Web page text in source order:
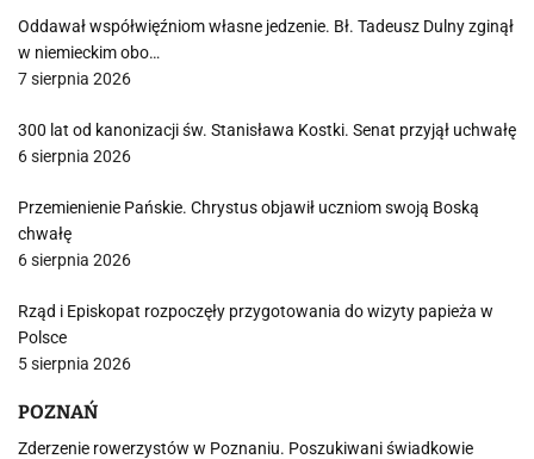
Oddawał współwięźniom własne jedzenie. Bł. Tadeusz Dulny zginął
w niemieckim obo…
7 sierpnia 2026
300 lat od kanonizacji św. Stanisława Kostki. Senat przyjął uchwałę
6 sierpnia 2026
Przemienienie Pańskie. Chrystus objawił uczniom swoją Boską
chwałę
6 sierpnia 2026
Rząd i Episkopat rozpoczęły przygotowania do wizyty papieża w
Polsce
5 sierpnia 2026
POZNAŃ
Zderzenie rowerzystów w Poznaniu. Poszukiwani świadkowie